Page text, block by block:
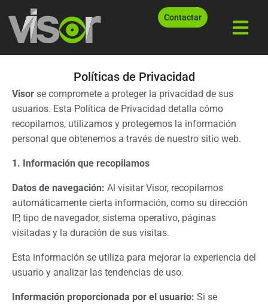
Contactar
Políticas de Privacidad
Visor se compromete a proteger la privacidad de sus
usuarios. Esta Política de Privacidad detalla cómo
recopilamos, utilizamos y protegemos la información
personal que obtenemos a través de nuestro sitio web.
1. Información que recopilamos
Datos de navegación: Al visitar Visor, recopilamos
automáticamente cierta información, como su dirección
IP, tipo de navegador, sistema operativo, páginas
visitadas y la duración de sus visitas.
Esta información se utiliza para mejorar la experiencia del
usuario y analizar las tendencias de uso.
Información proporcionada por el usuario: Si se